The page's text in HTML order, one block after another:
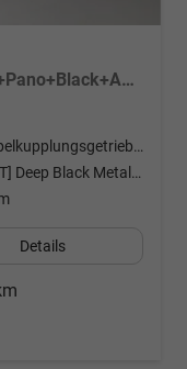
R-Line 150PS DSG GV5+NaviPro+Pano+Black+AHK+IQ.Drive+IQ.Light+Kessy+Kamera
Doppelkupplungsgetriebe (DSG)
[2T2T] Deep Black Metallic
Details